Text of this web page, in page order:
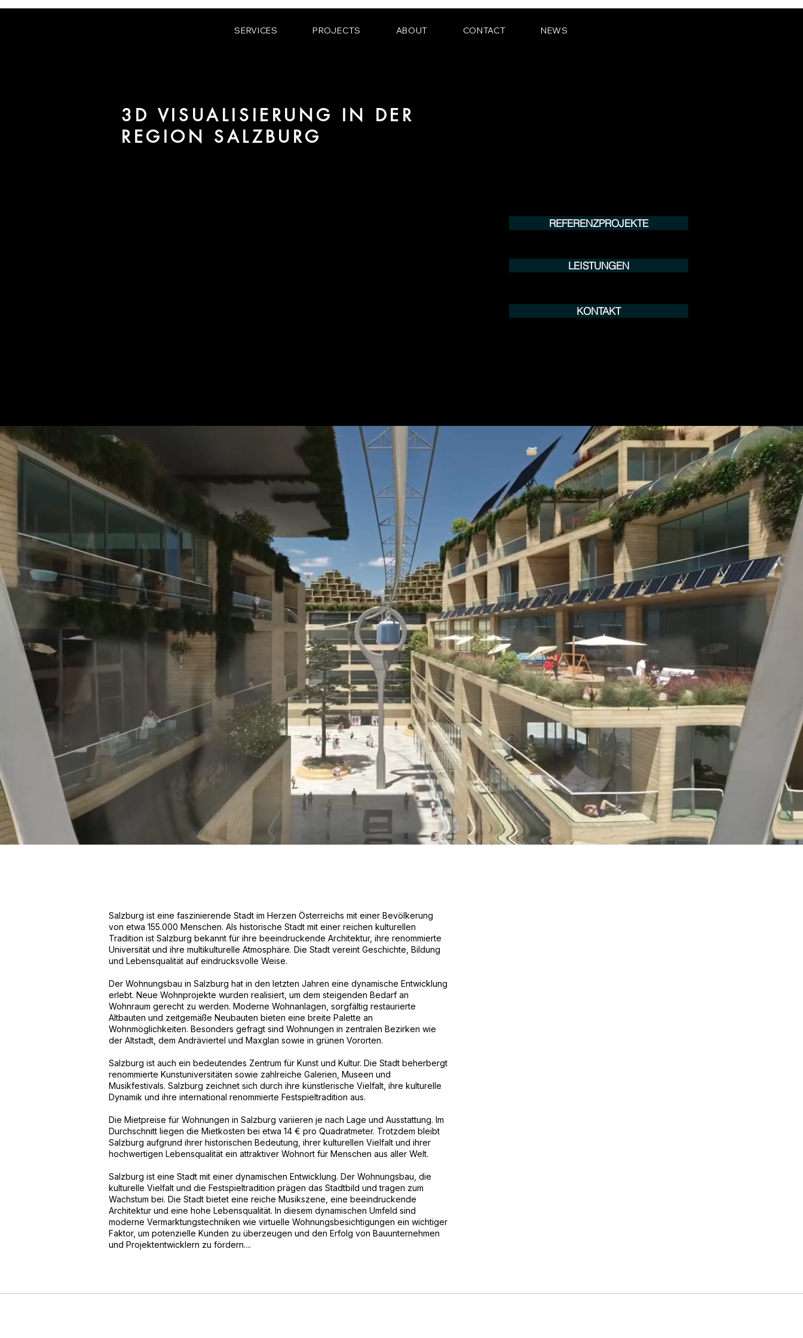
SERVICES PROJECTS ABOUT CONTACT NEWS
3D VISUALISIERUNG IN DER
REGION SALZBURG
KONTAKT
LEISTUNGEN
REFERENZPROJEKTE
Salzburg ist eine faszinierende Stadt im Herzen Österreichs mit einer Bevölkerung
von etwa 155.000 Menschen. Als historische Stadt mit einer reichen kulturellen
Tradition ist Salzburg bekannt für ihre beeindruckende Architektur, ihre renommierte
Universität und ihre multikulturelle Atmosphäre. Die Stadt vereint Geschichte, Bildung
und Lebensqualität auf eindrucksvolle Weise.
Der Wohnungsbau in Salzburg hat in den letzten Jahren eine dynamische Entwicklung
erlebt. Neue Wohnprojekte wurden realisiert, um dem steigenden Bedarf an
Wohnraum gerecht zu werden. Moderne Wohnanlagen, sorgfältig restaurierte
Altbauten und zeitgemäße Neubauten bieten eine breite Palette an
Wohnmöglichkeiten. Besonders gefragt sind Wohnungen in zentralen Bezirken wie
der Altstadt, dem Andräviertel und Maxglan sowie in grünen Vororten.
Salzburg ist auch ein bedeutendes Zentrum für Kunst und Kultur. Die Stadt beherbergt
renommierte Kunstuniversitäten sowie zahlreiche Galerien, Museen und
Musikfestivals. Salzburg zeichnet sich durch ihre künstlerische Vielfalt, ihre kulturelle
Dynamik und ihre international renommierte Festspieltradition aus.
Die Mietpreise für Wohnungen in Salzburg variieren je nach Lage und Ausstattung. Im
Durchschnitt liegen die Mietkosten bei etwa 14 € pro Quadratmeter. Trotzdem bleibt
Salzburg aufgrund ihrer historischen Bedeutung, ihrer kulturellen Vielfalt und ihrer
hochwertigen Lebensqualität ein attraktiver Wohnort für Menschen aus aller Welt.
Salzburg ist eine Stadt mit einer dynamischen Entwicklung. Der Wohnungsbau, die
kulturelle Vielfalt und die Festspieltradition prägen das Stadtbild und tragen zum
Wachstum bei. Die Stadt bietet eine reiche Musikszene, eine beeindruckende
Architektur und eine hohe Lebensqualität. In diesem dynamischen Umfeld sind
moderne Vermarktungstechniken wie virtuelle Wohnungsbesichtigungen ein wichtiger
Faktor, um potenzielle Kunden zu überzeugen und den Erfolg von Bauunternehmen
und Projektentwicklern zu fördern....